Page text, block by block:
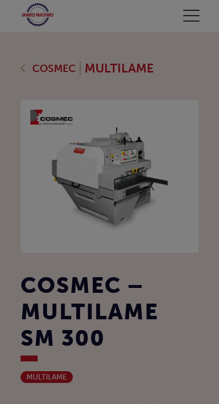
COSMEC MULTILAME
COSMEC –
MULTILAME
SM 300
MULTILAME